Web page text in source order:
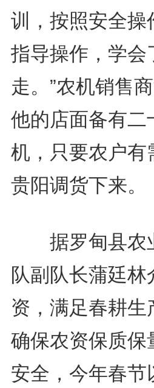
训，按照安全操
指导操作，学会
走。”农机销售
他的店面备有二
机，只要农户有
贵阳调货下来。
据罗甸县农
队副队长蒲廷
资，满足春耕
确保农资保质保
安全，今年春